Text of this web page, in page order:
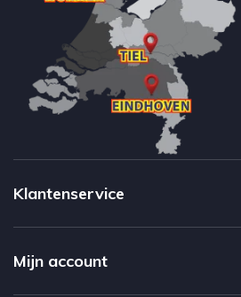
Klantenservice
Mijn account